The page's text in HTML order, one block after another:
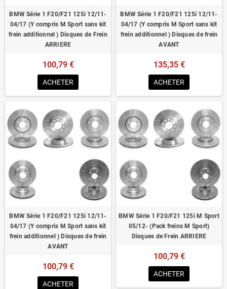
BMW Série 1 F20/F21 125i 12/11-
04/17 (Y compris M Sport sans kit
frein additionnel ) Disques de Frein
ARRIERE
100,79 €
ACHETER
BMW Série 1 F20/F21 125i 12/11-
04/17 (Y compris M Sport sans kit
frein additionnel ) Disques de frein
AVANT
135,35 €
ACHETER
BMW Série 1 F20/F21 125i 12/11-
04/17 (Y compris M Sport sans kit
frein additionnel ) Disques de frein
AVANT
100,79 €
ACHETER
BMW Série 1 F20/F21 125i M Sport
05/12- (Pack freins M Sport)
Disques de Frein ARRIERE
100,79 €
ACHETER